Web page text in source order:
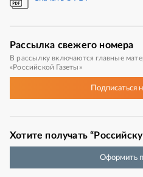
Рассылка свежего номера
В рассылку включаются главные
«Российской Газеты»
Подписаться
Хотите получать
Оформить